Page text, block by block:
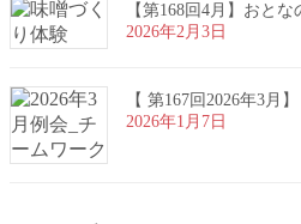
【第168回4月】おと
2026年2月3日
【 第167回2026年3月
2026年1月7日